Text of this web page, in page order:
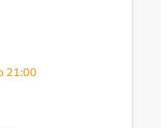
21:00